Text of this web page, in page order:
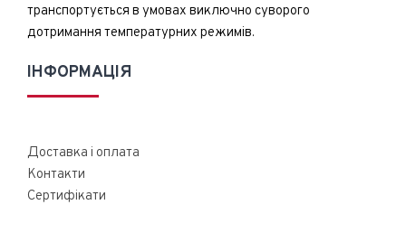
транспортується в умовах виключно суворого
дотримання температурних режимів.
ІНФОРМАЦІЯ
Доставка і оплата
Контакти
Сертифікати